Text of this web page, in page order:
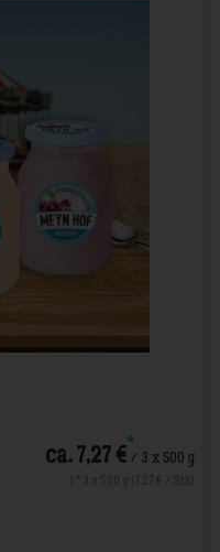
ca. 7,27 €*/ 3 x 500 g